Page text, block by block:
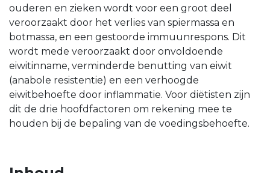
ouderen en zieken wordt voor een groot deel
veroorzaakt door het verlies van spiermassa en
botmassa, en een gestoorde immuunrespons. Dit
wordt mede veroorzaakt door onvoldoende
eiwitinname, verminderde benutting van eiwit
(anabole resistentie) en een verhoogde
eiwitbehoefte door inflammatie. Voor diëtisten zijn
dit de drie hoofdfactoren om rekening mee te
houden bij de bepaling van de voedingsbehoefte.